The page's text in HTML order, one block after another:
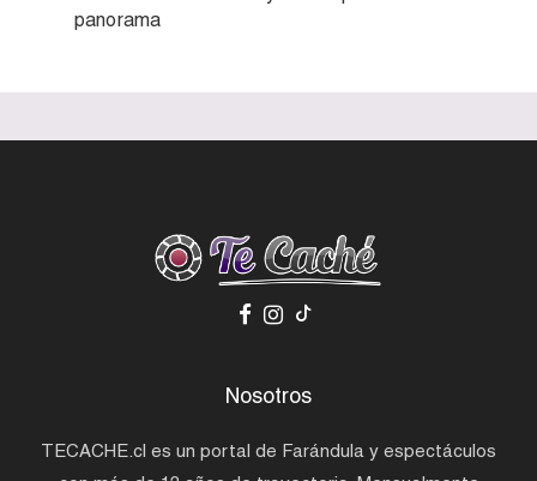
panorama
Nosotros
TECACHE.cl es un portal de Farándula y espectáculos